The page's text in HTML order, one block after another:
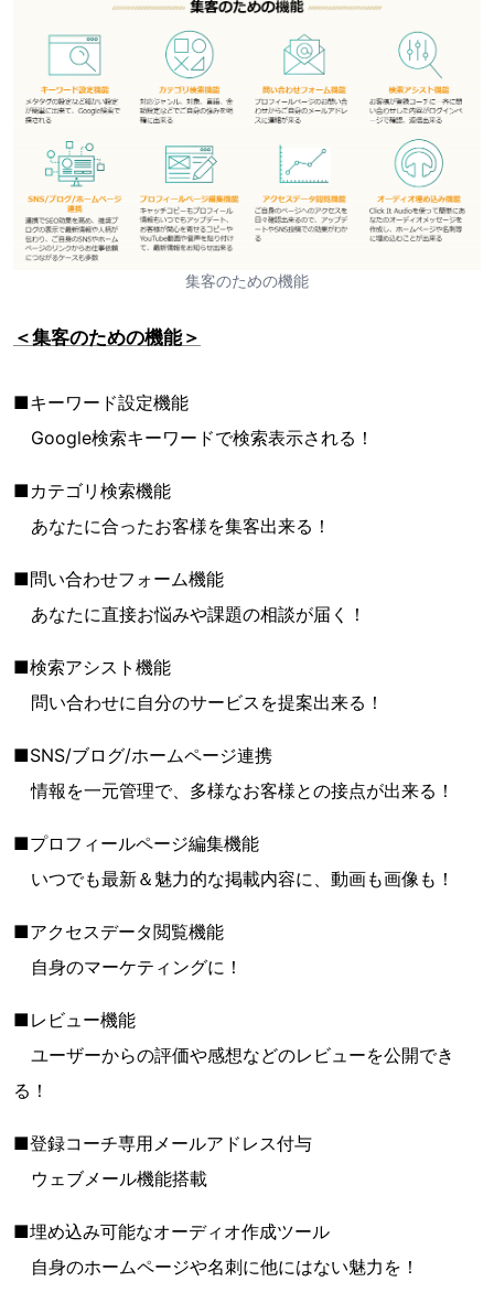
集客のための機能
＜集客のための機能＞
■キーワード設定機能
Google検索キーワードで検索表示される！
■カテゴリ検索機能
あなたに合ったお客様を集客出来る！
■問い合わせフォーム機能
あなたに直接お悩みや課題の相談が届く！
■検索アシスト機能
問い合わせに自分のサービスを提案出来る！
■SNS/ブログ/ホームページ連携
情報を一元管理で、多様なお客様との接点が出来る！
■プロフィールページ編集機能
いつでも最新＆魅力的な掲載内容に、動画も画像も！
■アクセスデータ閲覧機能
自身のマーケティングに！
■レビュー機能
ユーザーからの評価や感想などのレビューを公開でき
る！
■登録コーチ専用メールアドレス付与
ウェブメール機能搭載
■埋め込み可能なオーディオ作成ツール
自身のホームページや名刺に他にはない魅力を！